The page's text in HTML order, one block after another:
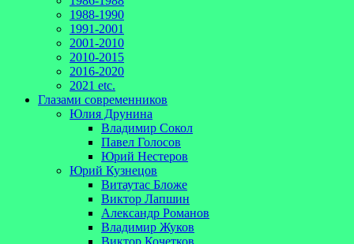
1988-1990
1991-2001
2001-2010
2010-2015
2016-2020
2021 etc.
Глазами современников
Юлия Друнина
Владимир Сокол
Павел Голосов
Юрий Нестеров
Юрий Кузнецов
Витаутас Бложе
Виктор Лапшин
Александр Романов
Владимир Жуков
Виктор Кочетков